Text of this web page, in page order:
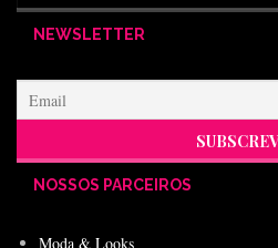
NEWSLETTER
NOSSOS PARCEIROS
Moda & Looks